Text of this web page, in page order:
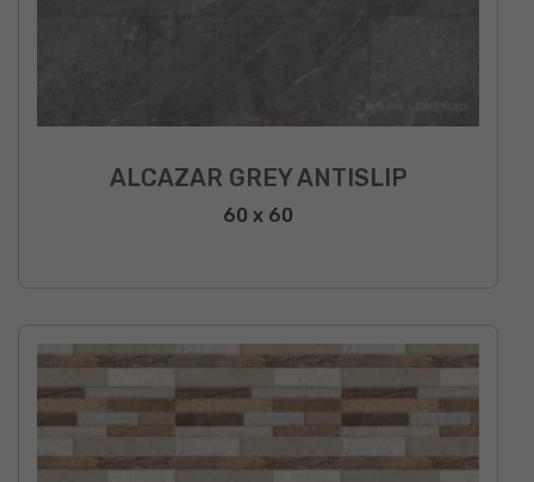
ALCAZAR GREY ANTISLIP
60 x 60